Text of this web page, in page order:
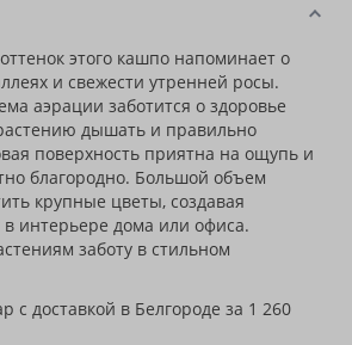
этого кашпо напоминает о
и свежести утренней росы.
аэрации заботится о здоровье
дышать и правильно
поверхность приятна на ощупь и
благородно. Большой объем
крупные цветы, создавая
интерьере дома или офиса.
заботу в стильном
с доставкой в Белгороде за 1 260